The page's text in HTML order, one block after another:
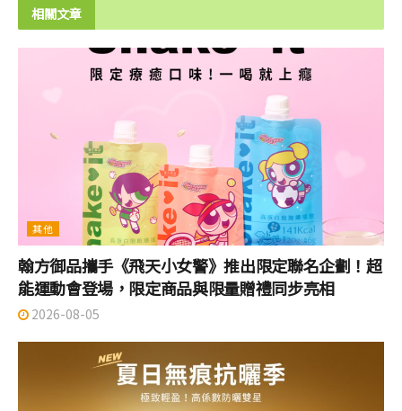
相關文章
其他
翰方御品攜手《飛天小女警》推出限定聯名企劃！超
能運動會登場，限定商品與限量贈禮同步亮相
2026-08-05